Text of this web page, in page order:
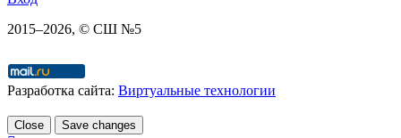
2015–2026, © СШ №5
Разработка сайта: Виртуальные технологии
Close Save changes